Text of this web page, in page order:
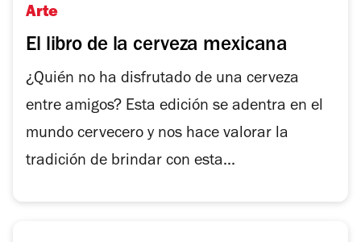
Arte
El libro de la cerveza mexicana
¿Quién no ha disfrutado de una cerveza
entre amigos? Esta edición se adentra en el
mundo cervecero y nos hace valorar la
tradición de brindar con esta...